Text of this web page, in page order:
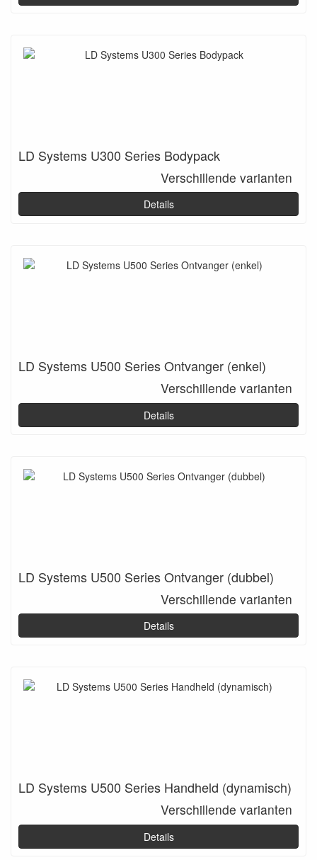
LD Systems U300 Series Bodypack
Verschillende varianten
Details
LD Systems U500 Series Ontvanger (enkel)
Verschillende varianten
Details
LD Systems U500 Series Ontvanger (dubbel)
Verschillende varianten
Details
LD Systems U500 Series Handheld (dynamisch)
Verschillende varianten
Details